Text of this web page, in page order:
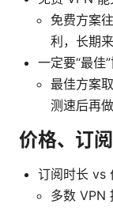
免费方案
利，长期
一定要“最佳
最佳方案
测速后再
价格、订
订阅时长 vs
多数 VPN